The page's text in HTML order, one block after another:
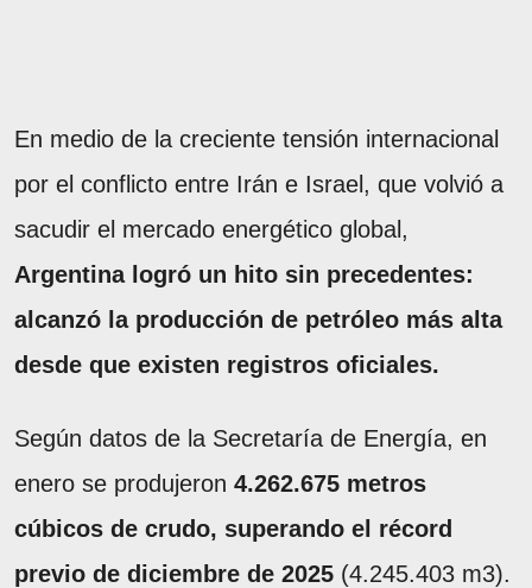
En medio de la creciente tensión internacional
por el conflicto entre Irán e Israel, que volvió a
sacudir el mercado energético global,
Argentina logró un hito sin precedentes:
alcanzó la producción de petróleo más alta
desde que existen registros oficiales.
Según datos de la Secretaría de Energía, en
enero se produjeron 4.262.675 metros
cúbicos de crudo, superando el récord
previo de diciembre de 2025 (4.245.403 m3).